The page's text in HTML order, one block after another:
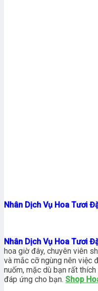
Nhân Dịch Vụ Hoa Tươi
Nhân Dịch Vụ Hoa Tươi
hoa giờ đây, chuyên viên
và mắc cỡ ngùng nên việc
nuốm, mặc dù bạn rất
đáp ứng cho bạn. Shop